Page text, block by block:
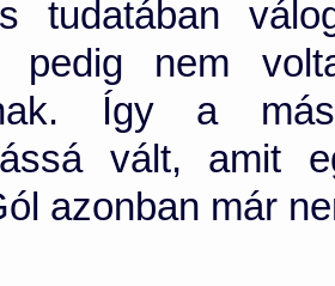
tudatában
pedig nem
Így a
vált, amit
azonban már